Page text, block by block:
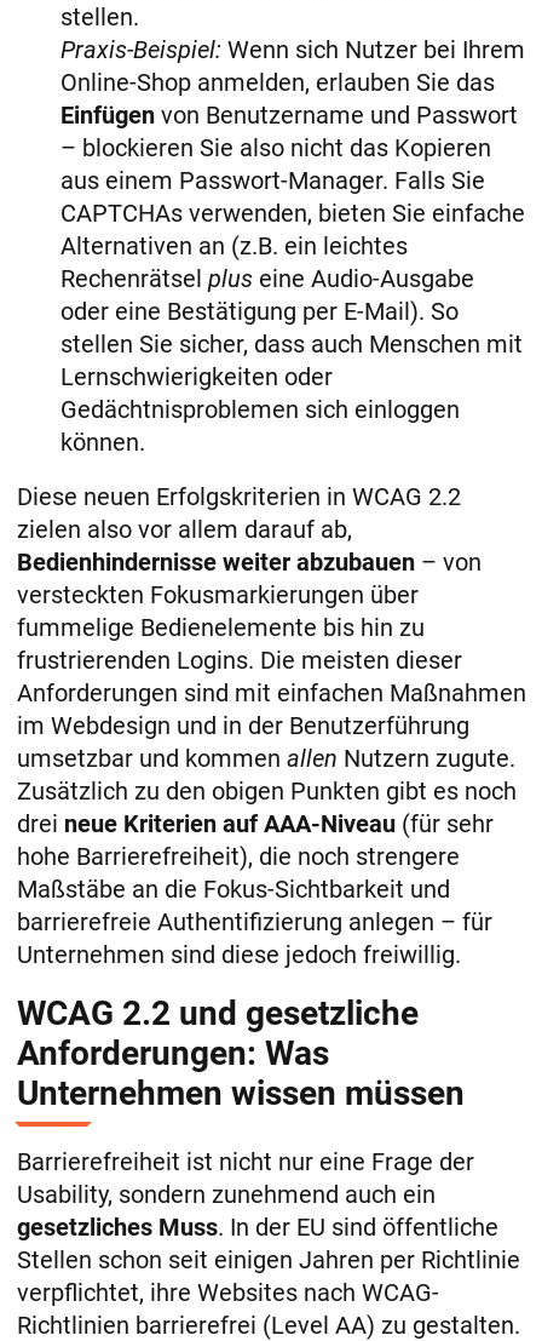
stellen.
Praxis-Beispiel: Wenn sich Nutzer bei Ihrem
Online-Shop anmelden, erlauben Sie das
Einfügenvon Benutzername und Passwort
– blockieren Sie also nicht das Kopieren
aus einem Passwort-Manager. Falls Sie
CAPTCHAs verwenden, bieten Sie einfache
Alternativen an (z.B. ein leichtes
Rechenrätsel pluseine Audio-Ausgabe
oder eine Bestätigung per E-Mail). So
stellen Sie sicher, dass auch Menschen mit
Lernschwierigkeiten oder
Gedächtnisproblemen sich einloggen
können.
Diese neuen Erfolgskriterien in WCAG 2.2
zielen also vor allem darauf ab,
Bedienhindernisse weiter abzubauen– von
versteckten Fokusmarkierungen über
fummelige Bedienelemente bis hin zu
frustrierenden Logins. Die meisten dieser
Anforderungen sind mit einfachen Maßnahmen
im Webdesign und in der Benutzerführung
umsetzbar und kommen allen Nutzern zugute.
Zusätzlich zu den obigen Punkten gibt es noch
drei neue Kriterien auf AAA-Niveau(für sehr
hohe Barrierefreiheit), die noch strengere
Maßstäbe an die Fokus-Sichtbarkeit und
barrierefreie Authentifizierung anlegen – für
Unternehmen sind diese jedoch freiwillig.
WCAG 2.2 und gesetzliche
Anforderungen: Was
Unternehmen wissen müssen
Barrierefreiheit ist nicht nur eine Frage der
Usability, sondern zunehmend auch ein
gesetzliches Muss. In der EU sind öffentliche
Stellen schon seit einigen Jahren per Richtlinie
verpflichtet, ihre Websites nach WCAG-
Richtlinien barrierefrei (Level AA) zu gestalten.